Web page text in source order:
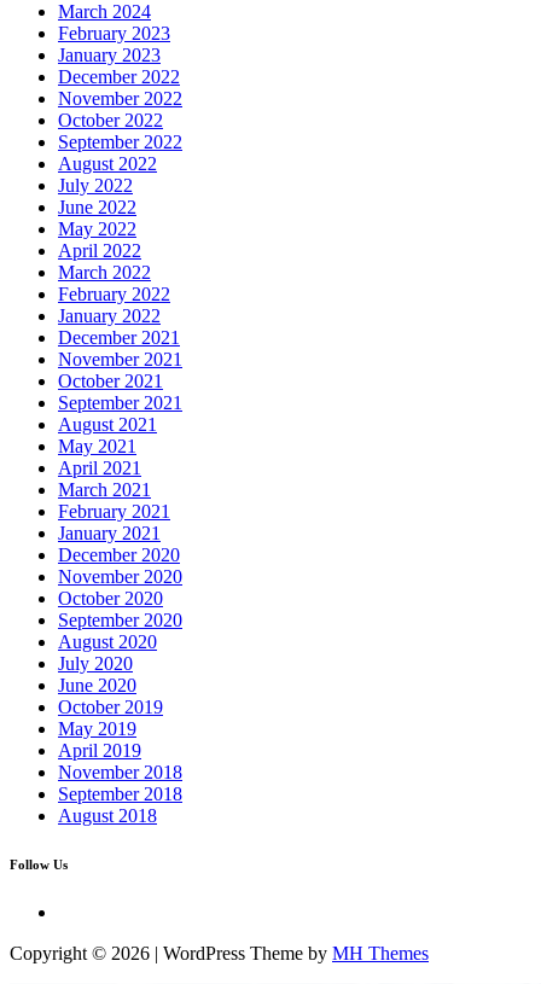
March 2024
February 2023
January 2023
December 2022
November 2022
October 2022
September 2022
August 2022
July 2022
June 2022
May 2022
April 2022
March 2022
February 2022
January 2022
December 2021
November 2021
October 2021
September 2021
August 2021
May 2021
April 2021
March 2021
February 2021
January 2021
December 2020
November 2020
October 2020
September 2020
August 2020
July 2020
June 2020
October 2019
May 2019
April 2019
November 2018
September 2018
August 2018
Follow Us
Copyright © 2026 | WordPress Theme by MH Themes